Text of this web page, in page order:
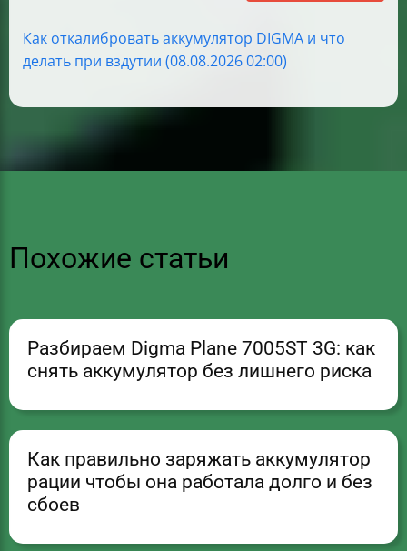
Как откалибровать аккумулятор DIGMA и что
делать при вздутии (08.08.2026 02:00)
Похожие статьи
Разбираем Digma Plane 7005ST 3G: как
снять аккумулятор без лишнего риска
Как правильно заряжать аккумулятор
рации чтобы она работала долго и без
сбоев